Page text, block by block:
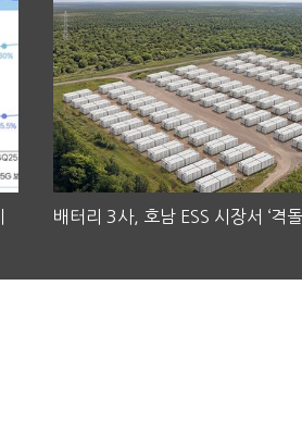
배터리 3사, 호남 ESS 시장서 ‘격돌